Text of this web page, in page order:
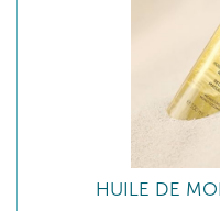
HUILE DE